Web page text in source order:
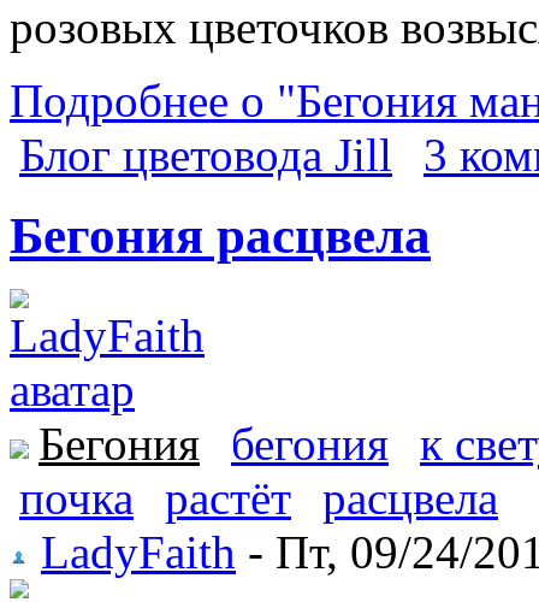
розовых цветочков
Подробнее о "Бегония
Блог цветовода Jill
3
Бегония расцвела
Бегония бегония
к
почка
растёт
расцвела
LadyFaith - Пт, 09/24/